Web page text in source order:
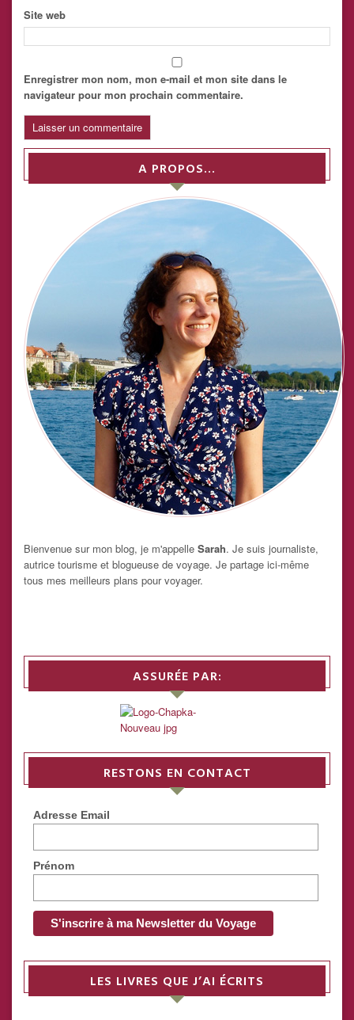
Site web
Enregistrer mon nom, mon e-mail et mon site dans le
navigateur pour mon prochain commentaire.
A PROPOS…
Bienvenue sur mon blog, je m'appelle Sarah. Je suis journaliste,
autrice tourisme et blogueuse de voyage. Je partage ici-même
tous mes meilleurs plans pour voyager.
ASSURÉE PAR:
RESTONS EN CONTACT
Adresse Email
Prénom
LES LIVRES QUE J’AI ÉCRITS